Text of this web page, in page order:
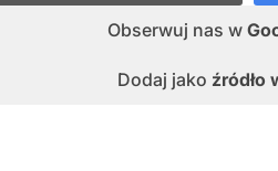
Obserwuj nas w
Dodaj jako źródło